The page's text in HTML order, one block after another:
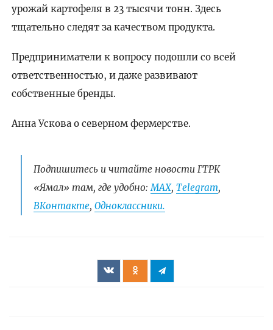
урожай картофеля в 23 тысячи тонн. Здесь
тщательно следят за качеством продукта.
Предприниматели к вопросу подошли со всей
ответственностью, и даже развивают
собственные бренды.
Анна Ускова о северном фермерстве.
Подпишитесь и читайте новости ГТРК
«Ямал» там, где удобно:МАХ, Telegram,
ВКонтакте, Одноклассники.